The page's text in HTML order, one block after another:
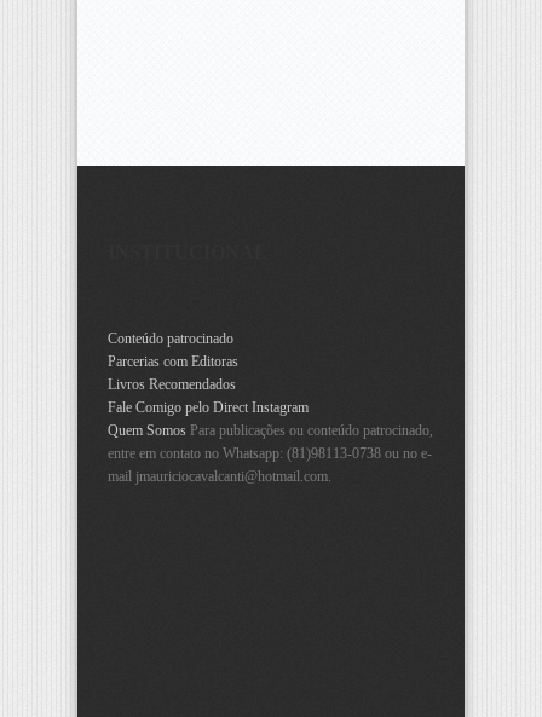
Conteúdo patrocinado
Parcerias com Editoras
Livros Recomendados
Fale Comigo pelo Direct Instagram
Quem Somos Para publicações ou conteúdo patrocinado,
entre em contato no Whatsapp: (81)98113-0738 ou no e-
mail jmauriciocavalcanti@hotmail.com.